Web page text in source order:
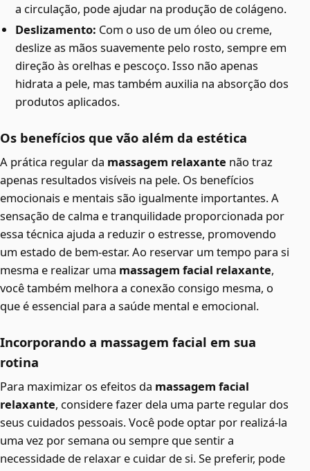
a circulação, pode ajudar na produção de colágeno.
Deslizamento: Com o uso de um óleo ou creme,
deslize as mãos suavemente pelo rosto, sempre em
direção às orelhas e pescoço. Isso não apenas
hidrata a pele, mas também auxilia na absorção dos
produtos aplicados.
Os benefícios que vão além da estética
A prática regular da massagem relaxante não traz
apenas resultados visíveis na pele. Os benefícios
emocionais e mentais são igualmente importantes. A
sensação de calma e tranquilidade proporcionada por
essa técnica ajuda a reduzir o estresse, promovendo
um estado de bem-estar. Ao reservar um tempo para si
mesma e realizar uma massagem facial relaxante,
você também melhora a conexão consigo mesma, o
que é essencial para a saúde mental e emocional.
Incorporando a massagem facial em sua
rotina
Para maximizar os efeitos da massagem facial
relaxante, considere fazer dela uma parte regular dos
seus cuidados pessoais. Você pode optar por realizá-la
uma vez por semana ou sempre que sentir a
necessidade de relaxar e cuidar de si. Se preferir, pode